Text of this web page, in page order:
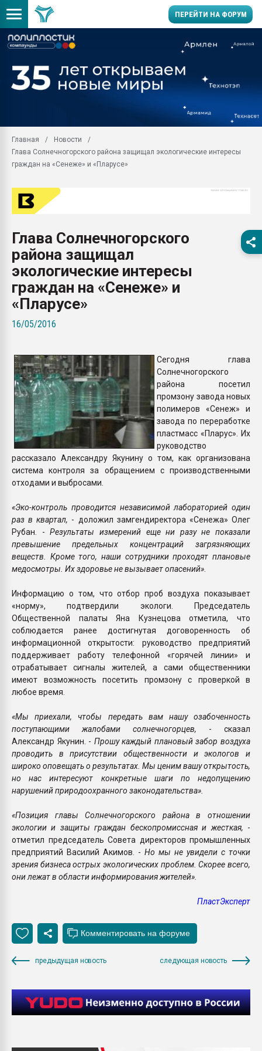
ПЕРЕЙТИ НА ФОРУМ
производство SPC
заводу пластмасс"
28.07.2026
ситуацией на
Всё, что касается
бутылок
Главная
Новости
Глава Солнечногорского района защищал экологические интересы
граждан на «Сенеже» и «Пларусе»
Глава Солнечногорского
района защищал
экологические интересы
граждан на «Сенеже» и
«Пларусе»
16/05/2016
Сегодня глава
Солнечногорского
района посетил
промзону завода новых
полимеров «Сенеж» и
завода по переработке
пластмасс «Пларус». Их
руководство
рассказало Александру Якунину о том, как организована
система контроля за обращением с производственными
отходами и выбросами.
«Эко-контроль проводится независимой лабораторией один
раз в квартал, - доложил замгендиректора «Сенежа» Олег
Рубан. -Результаты измерений еще ни разу не показали
превышение предельных концентраций загрязняющих
веществ. Кроме того, наши сотрудники проходят плановые
медосмотры. Их здоровье не вызывает опасений»
Информацию о том, что отбор проб воздуха показывает
«норму», подтвердили экологи. Председатель
Общественной палаты Яна Кузнецова отметила, что
соблюдается ранее достигнутая договоренность об
информационной открытости: руководство предприятий
поддерживает работу телефонной «горячей линии» и
отрабатывает сигналы жителей, а сами общественники
имеют возможность посетить промзону с проверкой в
любое время.
«Мы приехали, чтобы передать вам нашу озабоченность
поступающими жалобами солнечногорцев, - сказал
Александр Якунин. - Прошу каждый плановый забор воздуха
проводить в присутствии общественности и экологов и
широко оповещать о результатах. Мы ценим вашу открытость,
но нас интересуют конкретные шаги по недопущению
нарушений природоохранного законодательства».
«Позиция главы Солнечногорского района в отношении
экологии и защиты граждан бескопромиссная и жесткая, -
отметил председатель Совета директоров промышленных
предприятий Василий Акимов. - Но мы не увидели с точки
зрения бизнеса острых экологических проблем. Скорее всего,
они лежат в области информирования жителей».
ПластЭксперт
предыдущая новость следующая новость